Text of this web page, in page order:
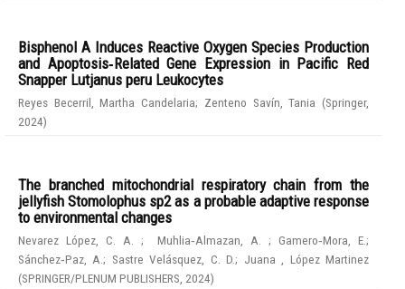
Bisphenol A Induces Reactive Oxygen Species Production
and Apoptosis‑Related Gene Expression in Pacific Red
Snapper Lutjanus peru Leukocytes
Reyes Becerril, Martha Candelaria; Zenteno Savín, Tania (Springer,
2024)
The branched mitochondrial respiratory chain from the
jellyfish Stomolophus sp2 as a probable adaptive response
to environmental changes
Nevarez López, C. A. ; Muhlia‑Almazan, A.;Gamero‑Mora, E.;
Sánchez‑Paz, A.; Sastre Velásquez, C. D.; Juana , López Martinez
(SPRINGER/PLENUM PUBLISHERS 2024)